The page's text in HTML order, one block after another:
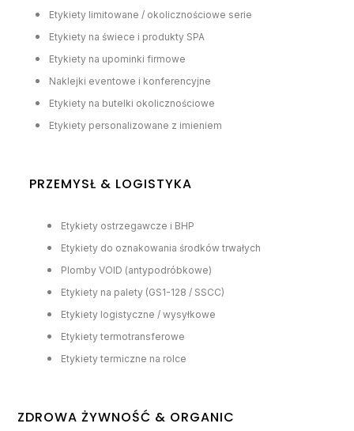
Etykiety limitowane / okolicznościowe serie
Etykiety na świece i produkty SPA
Etykiety na upominki firmowe
Naklejki eventowe i konferencyjne
Etykiety na butelki okolicznościowe
Etykiety personalizowane z imieniem
PRZEMYSŁ & LOGISTYKA
Etykiety ostrzegawcze i BHP
Etykiety do oznakowania środków trwałych
Plomby VOID (antypodróbkowe)
Etykiety na palety (GS1-128 / SSCC)
Etykiety logistyczne / wysyłkowe
Etykiety termotransferowe
Etykiety termiczne na rolce
ZDROWA ŻYWNOŚĆ & ORGANIC